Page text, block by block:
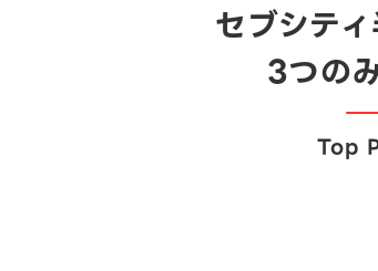
セブシテ
3つの
Top